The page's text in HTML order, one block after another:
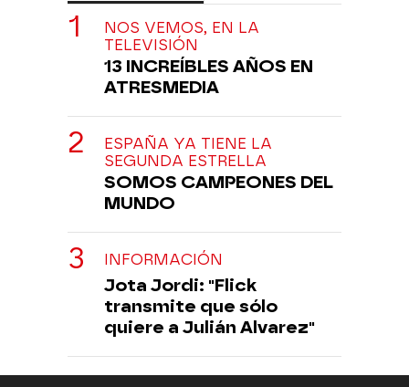
NOS VEMOS, EN LA
TELEVISIÓN
13 INCREÍBLES AÑOS EN
ATRESMEDIA
ESPAÑA YA TIENE LA
SEGUNDA ESTRELLA
SOMOS CAMPEONES DEL
MUNDO
INFORMACIÓN
Jota Jordi: "Flick
transmite que sólo
quiere a Julián Alvarez"